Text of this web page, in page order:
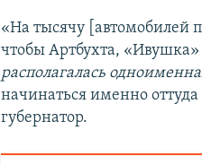
«На тысячу [автомобилей
чтобы Артбухта, «Ивушка»
располагалась
начинаться именно оттуда
губернатор.